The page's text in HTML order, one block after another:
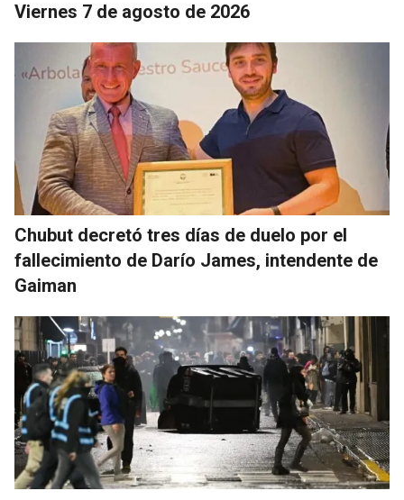
Viernes 7 de agosto de 2026
Chubut decretó tres días de duelo por el
fallecimiento de Darío James, intendente de
Gaiman